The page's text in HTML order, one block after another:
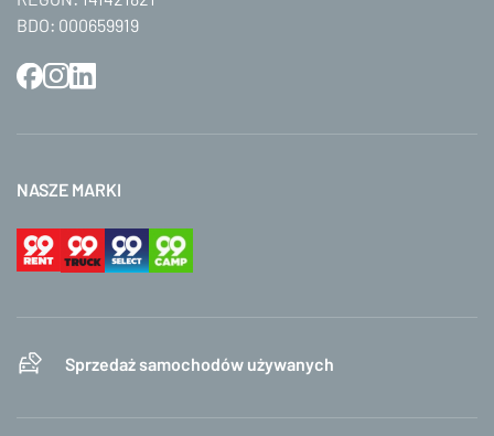
BDO: 000659919
NASZE MARKI
Sprzedaż samochodów używanych